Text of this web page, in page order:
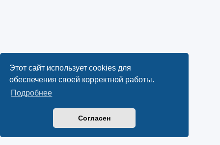
Этот сайт использует cookies для
обеспечения своей корректной работы.
Подробнее
Согласен